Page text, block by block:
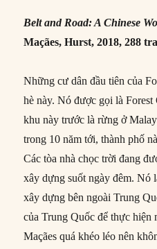
Belt and Road: A Chinese
Maçães, Hurst, 2018, 288
Những cư dân đầu tiên của
hè này. Nó được gọi là
khu này trước là rừng ở
trong 10 năm tới, thành phố
Các tòa nhà chọc trời đang
xây dựng suốt ngày đêm. Nó
xây dựng bên ngoài Trung
của Trung Quốc để thực hiện
Maçães quá khéo léo nên